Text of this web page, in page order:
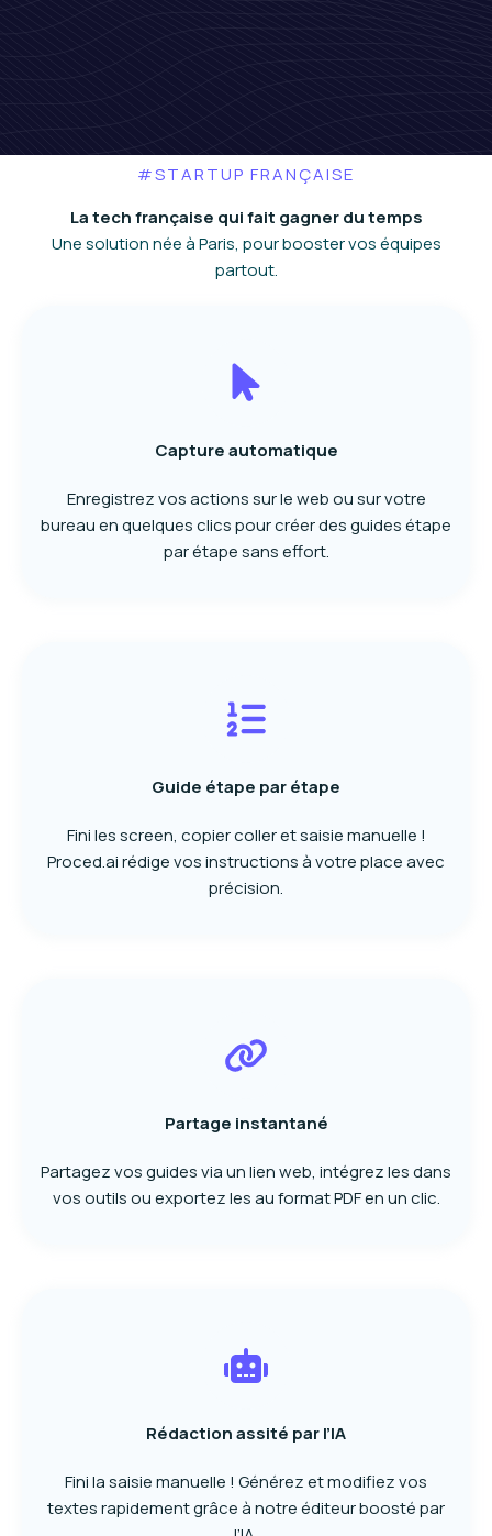
#STARTUP FRANÇAISE
La tech française qui fait gagner du temps
Une solution née à Paris, pour booster vos équipes
partout.
Capture automatique
Enregistrez vos actions sur le web ou sur votre
bureau en quelques clics pour créer des guides étape
par étape sans effort.
Guide étape par étape
Fini les screen, copier coller et saisie manuelle !
Proced.ai rédige vos instructions à votre place avec
précision.
Partage instantané
Partagez vos guides via un lien web, intégrez les dans
vos outils ou exportez les au format PDF en un clic.
Rédaction assité par l’IA
Fini la saisie manuelle ! Générez et modifiez vos
textes rapidement grâce à notre éditeur boosté par